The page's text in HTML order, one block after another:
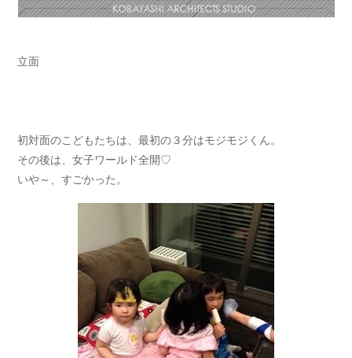
立面
初対面のこどもたちは、最初の３分はモジモジくん。
その後は、女子ワールド全開♡
いや～、すごかった。